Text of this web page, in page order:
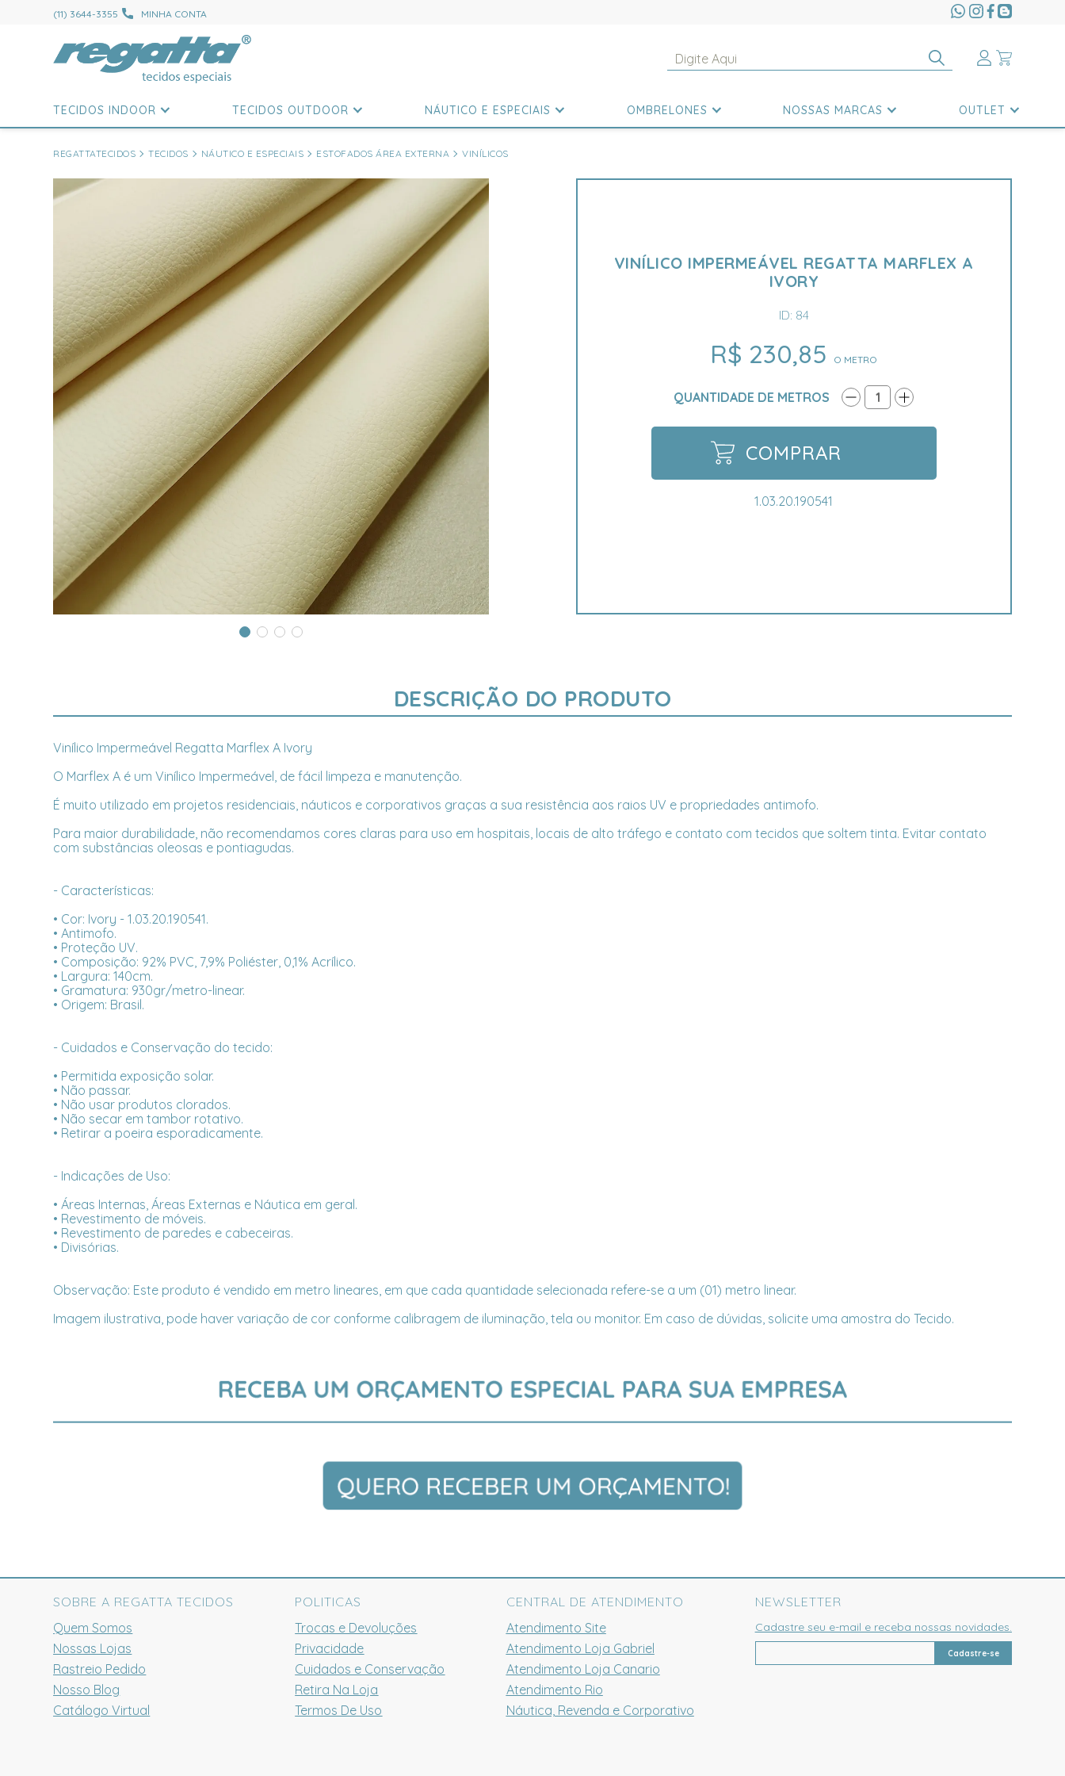
(11) 3644-3355 MINHA CONTA
TECIDOS INDOOR TECIDOS OUTDOOR NÁUTICO E ESPECIAIS OMBRELONES NOSSAS MARCAS OUTLET
REGATTATECIDOS TECIDOS NÁUTICO E ESPECIAIS ESTOFADOS ÁREA EXTERNA VINÍLICOS
VINÍLICO IMPERMEÁVEL REGATTA MARFLEX A
IVORY
ID: 84
R$ 230,85 O METRO
QUANTIDADE DE METROS 1
COMPRAR
1.03.20.190541
DESCRIÇÃO DO PRODUTO
Vinílico Impermeável Regatta Marflex A Ivory
O Marflex A é um Vinílico Impermeável, de fácil limpeza e manutenção.
É muito utilizado em projetos residenciais, náuticos e corporativos graças a sua resistência aos raios UV e propriedades antimofo.
Para maior durabilidade, não recomendamos cores claras para uso em hospitais, locais de alto tráfego e contato com tecidos que soltem tinta. Evitar contato
com substâncias oleosas e pontiagudas.
- Características:
• Cor: Ivory - 1.03.20.190541.
• Antimofo.
• Proteção UV.
• Composição: 92% PVC, 7,9% Poliéster, 0,1% Acrílico.
• Largura: 140cm.
• Gramatura: 930gr/metro-linear.
• Origem: Brasil.
- Cuidados e Conservação do tecido:
• Permitida exposição solar.
• Não passar.
• Não usar produtos clorados.
• Não secar em tambor rotativo.
• Retirar a poeira esporadicamente.
- Indicações de Uso:
• Áreas Internas, Áreas Externas e Náutica em geral.
• Revestimento de móveis.
• Revestimento de paredes e cabeceiras.
• Divisórias.
Observação: Este produto é vendido em metro lineares, em que cada quantidade selecionada refere-se a um (01) metro linear.
Imagem ilustrativa, pode haver variação de cor conforme calibragem de iluminação, tela ou monitor. Em caso de dúvidas, solicite uma amostra do Tecido.
SOBRE A REGATTA TECIDOS
Quem Somos
Nossas Lojas
Rastreio Pedido
Nosso Blog
Catálogo Virtual
POLITICAS
Trocas e Devoluções
Privacidade
Cuidados e Conservação
Retira Na Loja
Termos De Uso
CENTRAL DE ATENDIMENTO
Atendimento Site
Atendimento Loja Gabriel
Atendimento Loja Canario
Atendimento Rio
Náutica, Revenda e Corporativo
NEWSLETTER
Cadastre seu e-mail e receba nossas novidades.
Cadastre-se